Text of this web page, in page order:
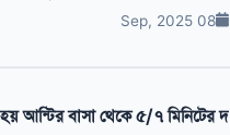
08 Sep, 2025
বাসা থেকে ৫/৭ মিনিটের দ...